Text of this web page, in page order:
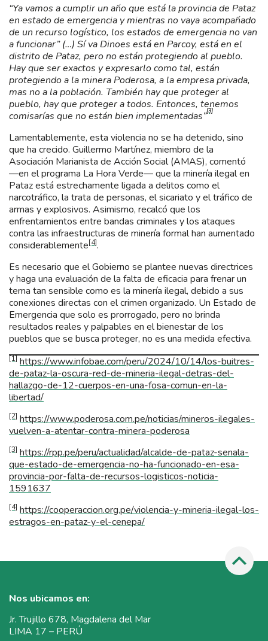
“Ya vamos a cumplir un año que está la provincia de Pataz
en estado de emergencia y mientras no vaya acompañado
de un recurso logístico, los estados de emergencia no van
a funcionar” (…) Sí va Dinoes está en Parcoy, está en el
distrito de Pataz, pero no están protegiendo al pueblo.
Hay que ser exactos y expresarlo como tal, están
protegiendo a la minera Poderosa, a la empresa privada,
mas no a la población. También hay que proteger al
pueblo, hay que proteger a todos. Entonces, tenemos
comisarías que no están bien implementadas”[3]
Lamentablemente, esta violencia no se ha detenido, sino
que ha crecido. Guillermo Martínez, miembro de la
Asociación Marianista de Acción Social (AMAS), comentó
―en el programa La Hora Verde― que la minería ilegal en
Pataz está estrechamente ligada a delitos como el
narcotráfico, la trata de personas, el sicariato y el tráfico de
armas y explosivos. Asimismo, recalcó que los
enfrentamientos entre bandas criminales y los ataques
contra las infraestructuras de minería formal han aumentado
considerablemente[4].
Es necesario que el Gobierno se plantee nuevas directrices
y haga una evaluación de la falta de eficacia para frenar un
tema tan sensible como es la minería ilegal, debido a sus
conexiones directas con el crimen organizado. Un Estado de
Emergencia que solo es prorrogado, pero no brinda
resultados reales y palpables en el bienestar de los
pueblos que se busca proteger, no es una medida efectiva.
[1] https://www.infobae.com/peru/2024/10/14/los-buitres-
de-pataz-la-oscura-red-de-mineria-ilegal-detras-del-
hallazgo-de-12-cuerpos-en-una-fosa-comun-en-la-
libertad/
[2] https://www.poderosa.com.pe/noticias/mineros-ilegales-
vuelven-a-atentar-contra-minera-poderosa
[3] https://rpp.pe/peru/actualidad/alcalde-de-pataz-senala-
que-estado-de-emergencia-no-ha-funcionado-en-esa-
provincia-por-falta-de-recursos-logisticos-noticia-
1591637
[4] https://cooperaccion.org.pe/violencia-y-mineria-ilegal-los-
estragos-en-pataz-y-el-cenepa/
Nos ubicamos en:
Jr. Trujillo 678, Magdalena del Mar
LIMA 17 – PERÚ